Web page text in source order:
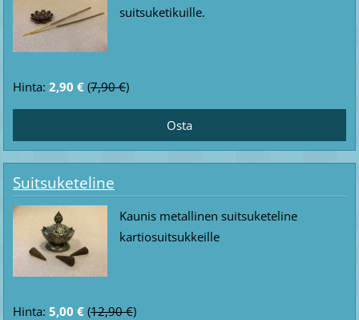
suitsuketikuille.
Hinta: 2,90 €(7,90 €)
Suitsuketeline
Kaunis metallinen suitsuketeline
kartiosuitsukkeille
Hinta: 5,00 €(12,90 €)